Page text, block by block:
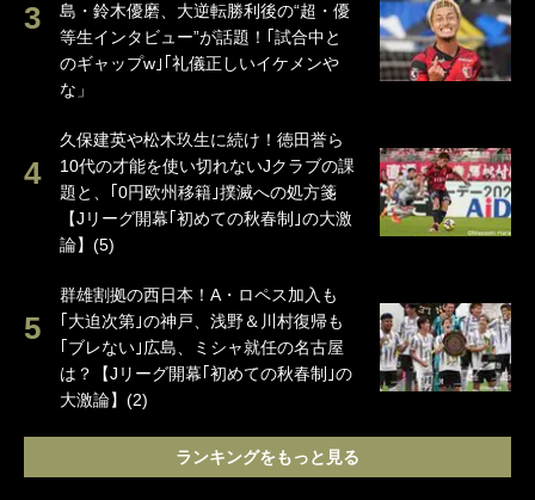
島・鈴木優磨、大逆転勝利後の“超・優
等生インタビュー”が話題！｢試合中と
のギャップw｣｢礼儀正しいイケメンや
な」
久保建英や松木玖生に続け！徳田誉ら
10代の才能を使い切れないJクラブの課
題と、｢0円欧州移籍｣撲滅への処方箋
【Jリーグ開幕｢初めての秋春制｣の大激
論】(5)
群雄割拠の西日本！A・ロペス加入も
｢大迫次第｣の神戸、浅野＆川村復帰も
｢ブレない｣広島、ミシャ就任の名古屋
は？【Jリーグ開幕｢初めての秋春制｣の
大激論】(2)
ランキングをもっと見る